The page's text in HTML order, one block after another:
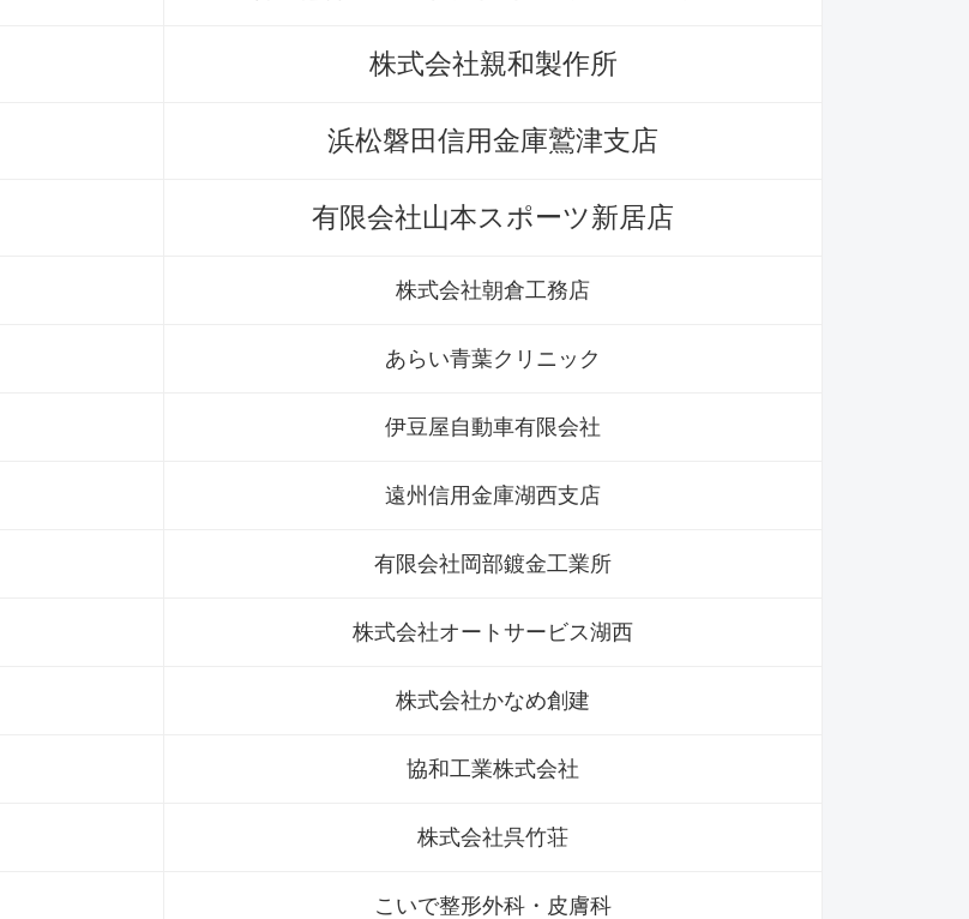
株式会社親和製作所
浜松磐田信用金庫鷲津支店
有限会社山本スポーツ新居店
株式会社朝倉工務店
あらい青葉クリニック
伊豆屋自動車有限会社
遠州信用金庫湖西支店
有限会社岡部鍍金工業所
株式会社オートサービス湖西
株式会社かなめ創建
協和工業株式会社
株式会社呉竹荘
こいで整形外科・皮膚科